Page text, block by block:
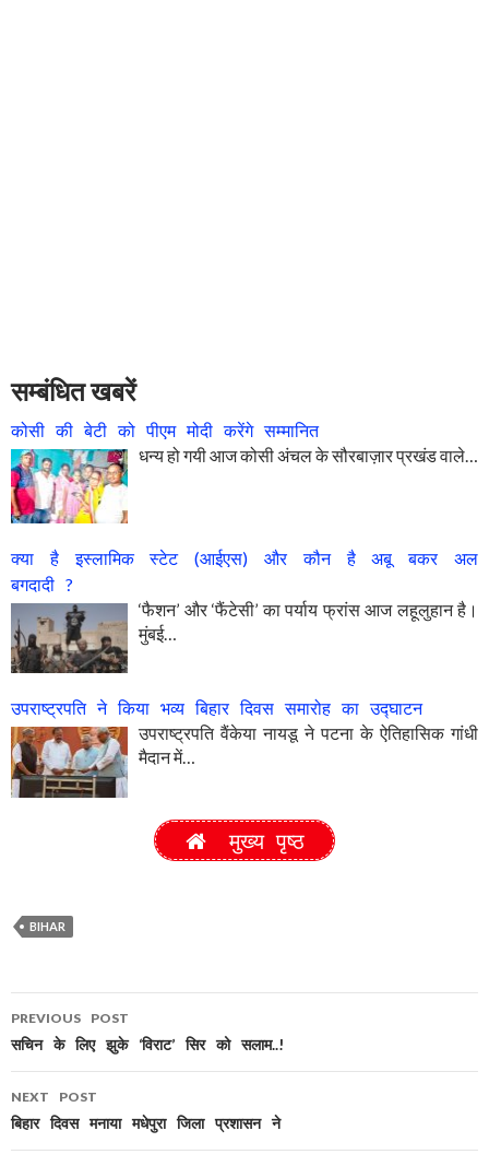
सम्बंधित खबरें
कोसी की बेटी को पीएम मोदी करेंगे सम्मानित
धन्य हो गयी आज कोसी अंचल के सौरबाज़ार प्रखंड वाले…
क्या है इस्लामिक स्टेट (आईएस) और कौन है अबू बकर अल
बगदादी ?
‘फैशन’ और ‘फैंटेसी’ का पर्याय फ्रांस आज लहूलुहान है।
मुंबई…
उपराष्ट्रपति ने किया भव्य बिहार दिवस समारोह का उद्घाटन
उपराष्ट्रपति वैंकेया नायडू ने पटना के ऐतिहासिक गांधी
मैदान में…
मुख्य पृष्ठ
BIHAR
Post
navigation
PREVIOUS POST
सचिन के लिए झुके ‘विराट’ सिर को सलाम..!
NEXT POST
बिहार दिवस मनाया मधेपुरा जिला प्रशासन ने